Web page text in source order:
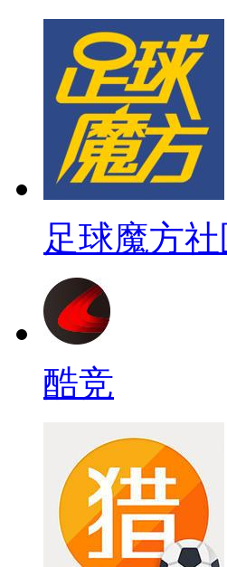
足球魔方社
酷竞